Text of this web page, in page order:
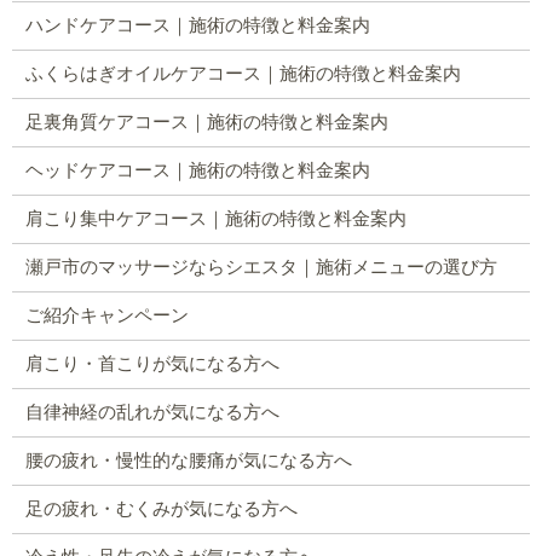
ハンドケアコース｜施術の特徴と料金案内
ふくらはぎオイルケアコース｜施術の特徴と料金案内
足裏角質ケアコース｜施術の特徴と料金案内
ヘッドケアコース｜施術の特徴と料金案内
肩こり集中ケアコース｜施術の特徴と料金案内
瀬戸市のマッサージならシエスタ｜施術メニューの選び方
ご紹介キャンペーン
肩こり・首こりが気になる方へ
自律神経の乱れが気になる方へ
腰の疲れ・慢性的な腰痛が気になる方へ
足の疲れ・むくみが気になる方へ